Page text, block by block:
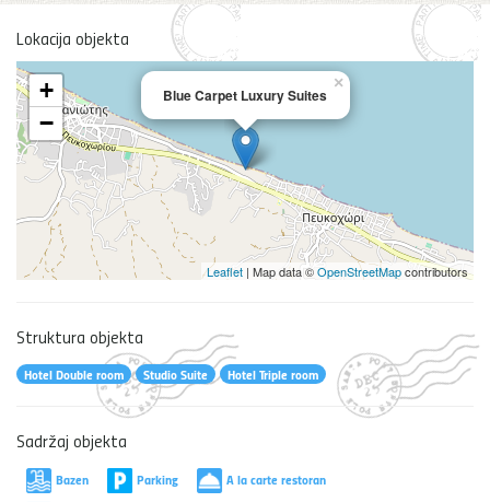
Lokacija objekta
Blue Carpet Luxury Suites
×
+
−
Leaflet | Map data ©OpenStreetMapcontributors
Struktura objekta
Hotel Double room Studio Suite Hotel Triple room
Sadržaj objekta
Bazen Parking
A la carte restoran